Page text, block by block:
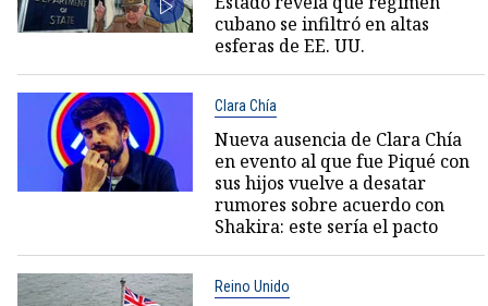
cubano se infiltró en altas
esferas de EE. UU.
Clara Chía
Nueva ausencia de Clara Chía
en evento al que fue Piqué con
sus hijos vuelve a desatar
rumores sobre acuerdo con
Shakira: este sería el pacto
Reino Unido